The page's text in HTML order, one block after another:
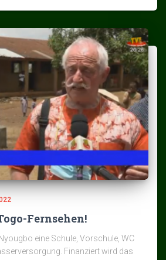
Fernsehen!
eine Schule, Vorschule, WC
Finanziert wird das